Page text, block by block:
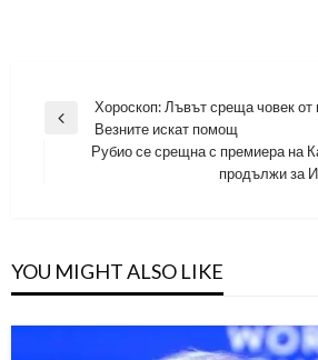
Навигация
Previous
Хороскоп: Лъвът среща човек от
Везните искат помощ
Рубио се срещна с премиера на
продължи за
YOU MIGHT ALSO LIKE